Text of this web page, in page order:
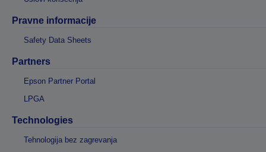
Pravne informacije
Safety Data Sheets
Partners
Epson Partner Portal
LPGA
Technologies
Tehnologija bez zagrevanja